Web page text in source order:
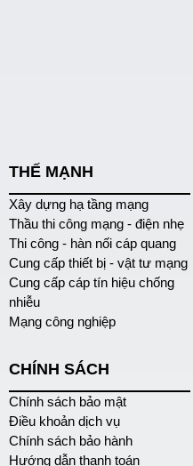
THẾ MẠNH
Xây dựng hạ tầng mạng
Thầu thi công mạng - điện nhẹ
Thi công - hàn nối cáp quang
Cung cấp thiết bị - vật tư mạng
Cung cấp cáp tín hiệu chống
nhiễu
Mạng công nghiệp
CHÍNH SÁCH
Chính sách bảo mật
Điều khoản dịch vụ
Chính sách bảo hành
Hướng dẫn thanh toán